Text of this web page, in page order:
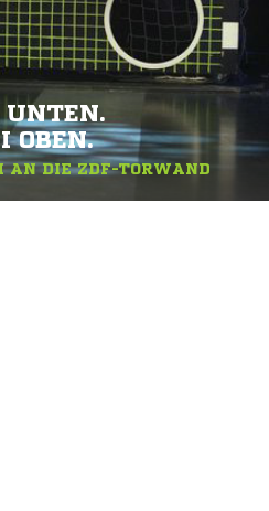
UNTEN.
OBEN.
AN DIE ZDF-TORWAND